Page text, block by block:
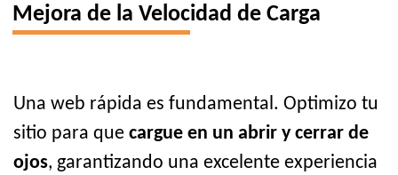
Mejora de la Velocidad de Carga
Una web rápida es fundamental. Optimizo tu
sitio para que cargue en un abrir y cerrar de
ojos, garantizando una excelente experiencia